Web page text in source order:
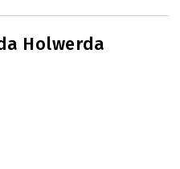
Holwerda